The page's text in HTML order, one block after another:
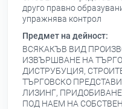
друго правно
упражнява контрол
Предмет на дейност:
ВСЯКАКЪВ ВИД
ИЗВЪРШВАНЕ НА
ДИСТРУБУЦИЯ,
ТЪРГОВСКО
ЛИЗИНГ,
ПОД НАЕМ НА